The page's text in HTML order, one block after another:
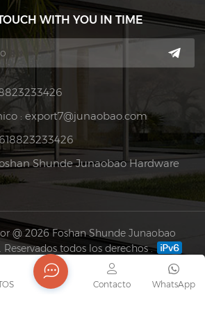
WITH YOU IN TIME
: export7@junaobao.com
Shunde Junaobao Hardware
@ 2026 Foshan Shunde Junaobao
Reservados todos los derechos .
RED SOPORTADA
Blog Xml
política de privacidad
WhatsApp
Contacto